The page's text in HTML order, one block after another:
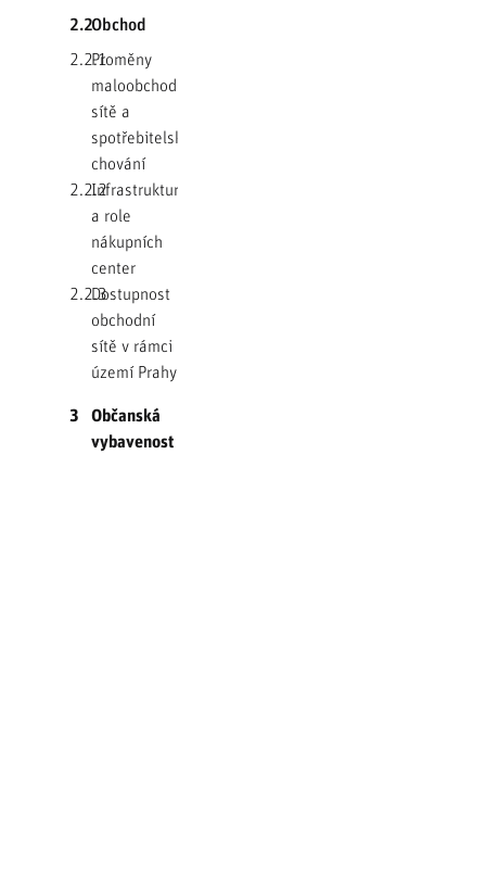
2.2Obchod
2.2.1Proměny
maloobchodní
sítě a
spotřebitelského
chování
2.2.2Infrastruktura
a role
nákupních
center
2.2.3Dostupnost
obchodní
sítě v rámci
území Prahy
3
Občanská
vybavenost